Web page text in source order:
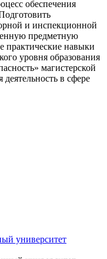
обеспечения
и инспекционной
предметную
практические навыки
уровня образования
магистерской
в сфере
университет